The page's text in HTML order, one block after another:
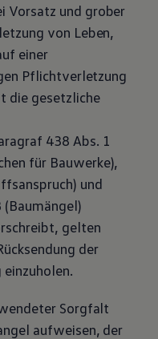
Vorsatz und grober
von Leben,
einer
Pflichtverletzung
die gesetzliche
438 Abs. 1
für Bauwerke),
und
(Baumängel)
gelten
der
Sorgfalt
aufweisen, der